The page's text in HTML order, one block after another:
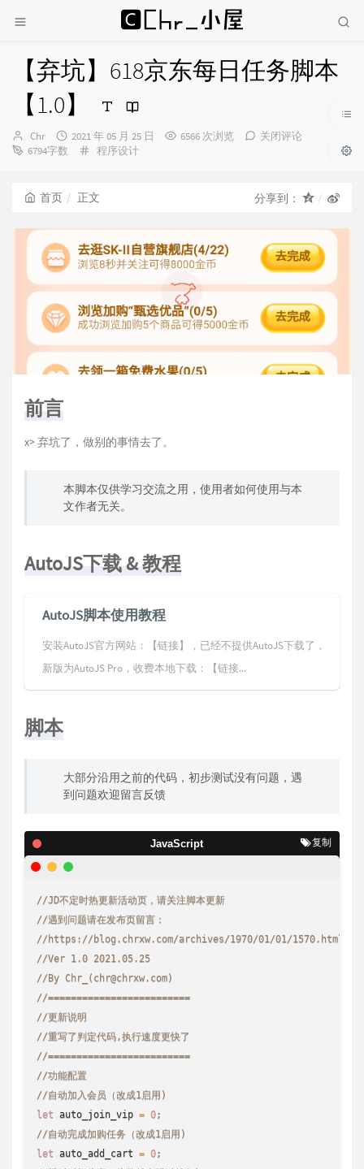
【弃坑】618京东每日任务脚本
【1.0】
博
主：
Chr
发
布
2021 年 05 月 25 日 6566 次浏览
关闭评论
6794字数
分
程序设计
首页 正文 分享到：
前言
x> 弃坑了，做别的事情去了。
本脚本仅供学习交流之用，使用者如何使用与本
文作者无关。
AutoJS下载 & 教程
AutoJS脚本使用教程
安装AutoJS官方网站：【链接】，已经不提供AutoJS下载了，
新版为AutoJS Pro，收费本地下载：【链接...
脚本
大部分沿用之前的代码，初步测试没有问题，遇
到问题欢迎留言反馈
//JD不定时热更新活动页，请关注脚本更新
//遇到问题请在发布页留言：
//https://blog.chrxw.com/archives/1970/01/01/1570.html
//Ver 1.0 2021.05.25
//By Chr_(chr@chrxw.com)
//=========================
//更新说明
//重写了判定代码,执行速度更快了
//=========================
//功能配置
//自动加入会员（改成1启用)
let auto_join_vip = 0;
//自动完成加购任务（改成1启用)
let auto_add_cart = 0;
JavaScript 复制